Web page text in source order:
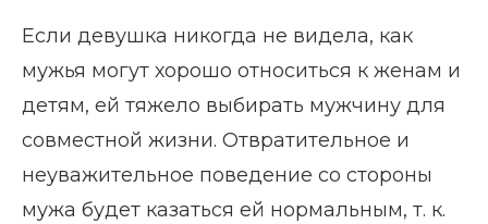
Если девушка никогда не видела, как
мужья могут хорошо относиться к женам и
детям, ей тяжело выбирать мужчину для
совместной жизни. Отвратительное и
неуважительное поведение со стороны
мужа будет казаться ей нормальным, т. к.